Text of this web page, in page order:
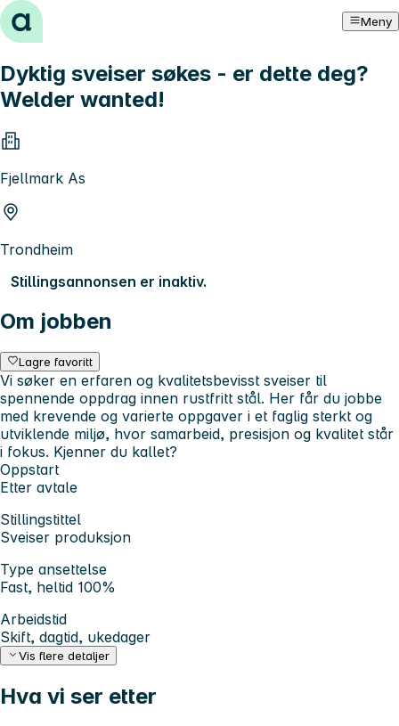
Hopp til innhold Meny
Dyktig sveiser søkes - er dette deg?
Welder wanted!
Fjellmark As
Trondheim
Stillingsannonsen er inaktiv.
Om jobben
Lagre favoritt
Vi søker en erfaren og kvalitetsbevisst sveiser til
spennende oppdrag innen rustfritt stål. Her får du jobbe
med krevende og varierte oppgaver i et faglig sterkt og
utviklende miljø, hvor samarbeid, presisjon og kvalitet står
i fokus. Kjenner du kallet?
Oppstart
Etter avtale
Stillingstittel
Sveiser produksjon
Type ansettelse
Fast, heltid 100%
Arbeidstid
Skift, dagtid, ukedager
Vis flere detaljer
Hva vi ser etter